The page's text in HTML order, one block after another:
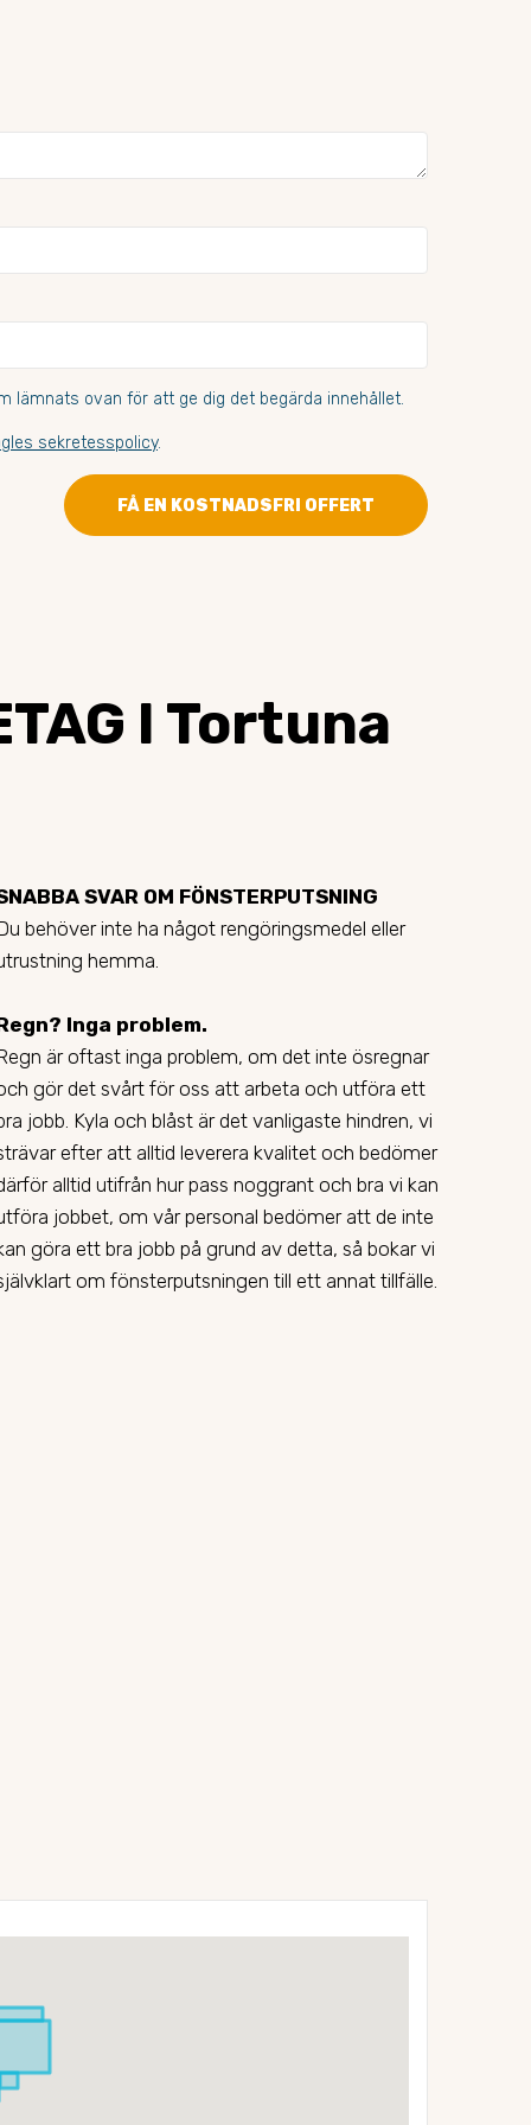
lämnats ovan för att ge dig det begärda innehållet.
sekretesspolicy.
FÅ EN KOSTNADSFRI OFFERT
I Tortuna
SVAR OM FÖNSTERPUTSNING
behöver inte ha något rengöringsmedel eller
hemma.
Inga problem.
är oftast inga problem, om det inte ösregnar
gör det svårt för oss att arbeta och utföra ett
jobb. Kyla och blåst är det vanligaste hindren, vi
efter att alltid leverera kvalitet och bedömer
alltid utifrån hur pass noggrant och bra vi kan
jobbet, om vår personal bedömer att de inte
göra ett bra jobb på grund av detta, så bokar vi
om fönsterputsningen till ett annat tillfälle.